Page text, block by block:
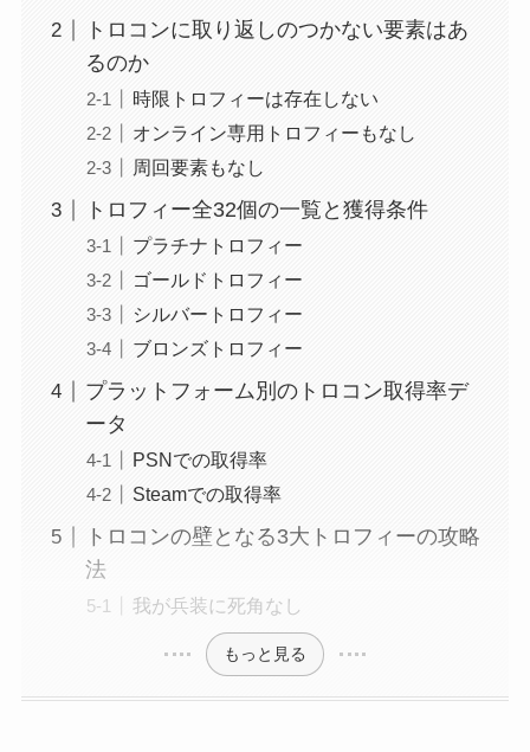
トロコンに取り返しのつかない要素はあ
るのか
時限トロフィーは存在しない
オンライン専用トロフィーもなし
周回要素もなし
トロフィー全32個の一覧と獲得条件
プラチナトロフィー
ゴールドトロフィー
シルバートロフィー
ブロンズトロフィー
プラットフォーム別のトロコン取得率デ
ータ
PSNでの取得率
Steamでの取得率
トロコンの壁となる3大トロフィーの攻略
法
我が兵装に死角なし
もっと見る